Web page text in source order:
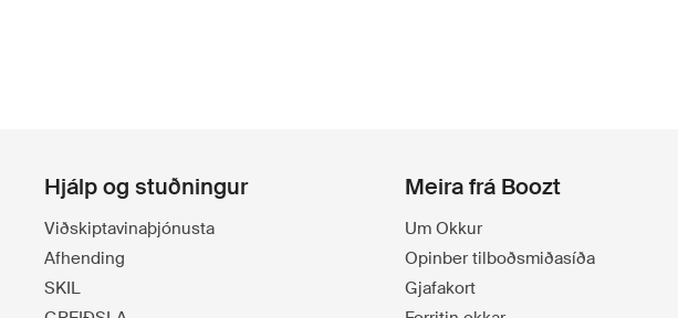
Hjálp og stuðningur
Viðskiptavinaþjónusta
Afhending
SKIL
Meira frá Boozt
Um Okkur
Opinber tilboðsmiðasíða
Gjafakort